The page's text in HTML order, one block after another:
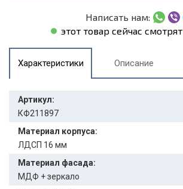
Написать нам:
этот товар сейчас смотрят
Характеристики Описание
Артикул:
КФ211897
Материал корпуса:
ЛДСП 16 мм
Материал фасада:
МДФ + зеркало